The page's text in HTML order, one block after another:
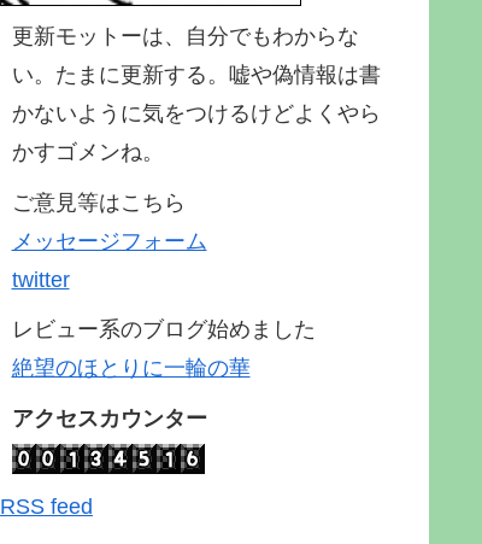
更新モットーは、自分でもわからな
い。たまに更新する。嘘や偽情報は書
かないように気をつけるけどよくやら
かすゴメンね。
ご意見等はこちら
メッセージフォーム
twitter
レビュー系のブログ始めました
絶望のほとりに一輪の華
アクセスカウンター
RSS feed